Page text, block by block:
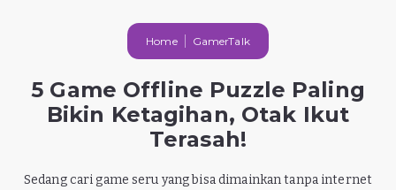
Home GamerTalk
5 Game Offline Puzzle Paling
Bikin Ketagihan, Otak Ikut
Terasah!
Sedang cari game seru yang bisa dimainkan tanpa internet